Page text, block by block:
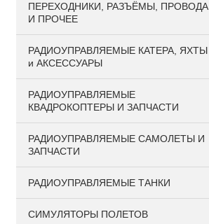
ПЕРЕХОДНИКИ, РАЗЪЁМЫ, ПРОВОДА
И ПРОЧЕЕ
РАДИОУПРАВЛЯЕМЫЕ КАТЕРА, ЯХТЫ
и АКСЕССУАРЫ
РАДИОУПРАВЛЯЕМЫЕ
КВАДРОКОПТЕРЫ И ЗАПЧАСТИ
РАДИОУПРАВЛЯЕМЫЕ САМОЛЕТЫ И
ЗАПЧАСТИ
РАДИОУПРАВЛЯЕМЫЕ ТАНКИ
СИМУЛЯТОРЫ ПОЛЕТОВ